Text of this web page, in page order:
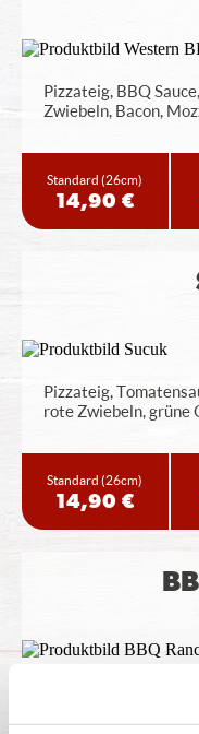
Pizzateig, BBQ
Zwiebeln, Bacon,
Standard(26cm)
14,90 €
Pizzateig,
rote Zwiebeln, grüne
Standard(26cm)
14,90 €